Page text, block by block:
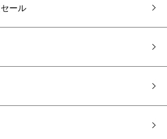
ール